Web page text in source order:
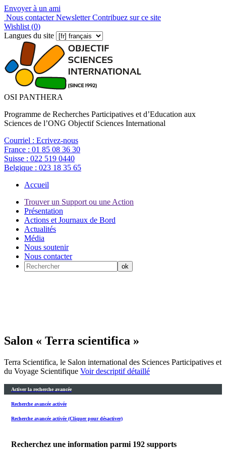
Envoyer à un ami
Nous contacterNewsletterContribuez sur ce site
Wishlist (0)
Langues du site
OSI PANTHERA
Programme de Recherches Participatives et d’Education aux
Sciences de l’ONG Objectif Sciences International
Courriel : Ecrivez-nous
France : 01 85 08 36 30
Suisse : 022 519 0440
Belgique : 023 18 35 65
Accueil
Trouver un Support ou une Action
Présentation
Actions et Journaux de Bord
Actualités
Média
Nous soutenir
Nous contacter
Salon « Terra scientifica »
Terra Scientifica, le Salon international des Sciences Participatives et
du Voyage Scientifique Voir descriptif détaillé
Activer la recherche avancée
Recherche avancée activée
Recherche avancée activée (Cliquer pour désactiver)
Recherchez une information parmi 192 supports